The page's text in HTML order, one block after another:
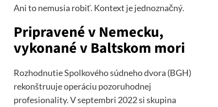
Ani to nemusia robiť. Kontext je jednoznačný.
Pripravené v Nemecku,
vykonané v Baltskom mori
Rozhodnutie Spolkového súdneho dvora (BGH)
rekonštruuje operáciu pozoruhodnej
profesionality. V septembri 2022 si skupina